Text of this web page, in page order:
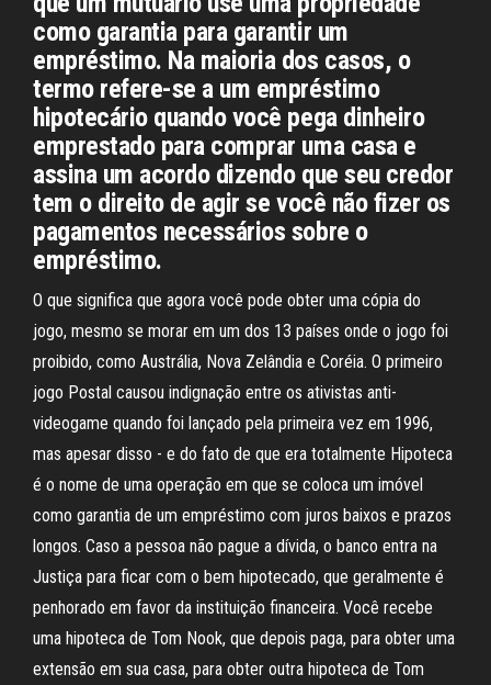
como garantia para garantir um
empréstimo. Na maioria dos casos, o
termo refere-se a um empréstimo
hipotecário quando você pega dinheiro
emprestado para comprar uma casa e
assina um acordo dizendo que seu credor
tem o direito de agir se você não fizer os
pagamentos necessários sobre o
empréstimo.
O que significa que agora você pode obter uma cópia do
jogo, mesmo se morar em um dos 13 países onde o jogo foi
proibido, como Austrália, Nova Zelândia e Coréia. O primeiro
jogo Postal causou indignação entre os ativistas anti-
videogame quando foi lançado pela primeira vez em 1996,
mas apesar disso - e do fato de que era totalmente Hipoteca
é o nome de uma operação em que se coloca um imóvel
como garantia de um empréstimo com juros baixos e prazos
longos. Caso a pessoa não pague a dívida, o banco entra na
Justiça para ficar com o bem hipotecado, que geralmente é
penhorado em favor da instituição financeira. Você recebe
uma hipoteca de Tom Nook, que depois paga, para obter uma
extensão em sua casa, para obter outra hipoteca de Tom